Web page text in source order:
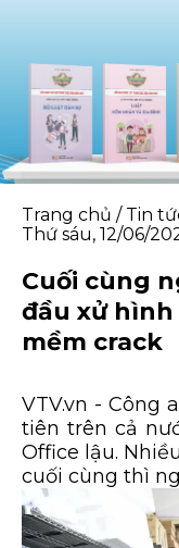
Trang chủ / Tin
Thứ sáu, 12/06/
Cuối cùng
đầu xử
mềm crack
VTV.vn - Công
tiên trên cả
Office lậu.
cuối cùng thì